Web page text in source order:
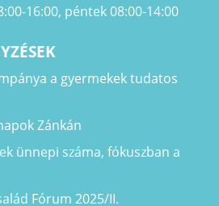
16:00, péntek 08:00-14:00
a gyermekek tudatos
Zánkán
ünnepi száma, fókuszban a
Fórum 2025/II.